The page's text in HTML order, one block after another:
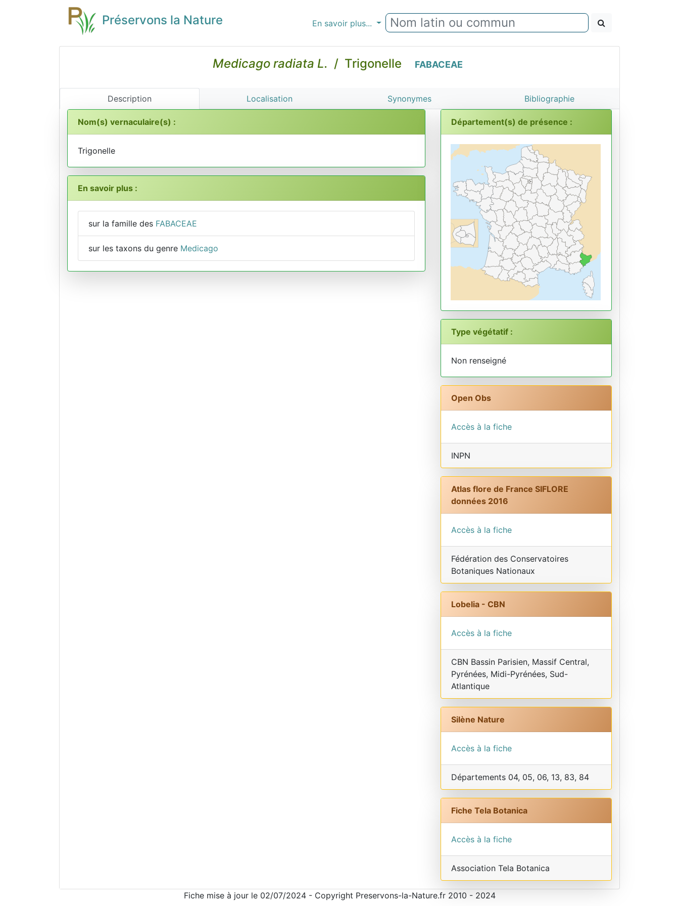
Préservons la Nature En savoir plus...
Medicago radiata L. / Trigonelle FABACEAE
Description Localisation Synonymes Bibliographie
Nom(s) vernaculaire(s) :
Trigonelle
En savoir plus :
sur la famille des FABACEAE
sur les taxons du genre Medicago
Département(s) de présence :
Type végétatif :
Non renseigné
Open Obs
Accès à la fiche
INPN
Atlas flore de France SIFLORE
données 2016
Accès à la fiche
Fédération des Conservatoires
Botaniques Nationaux
Lobelia - CBN
Accès à la fiche
CBN Bassin Parisien, Massif Central,
Pyrénées, Midi-Pyrénées, Sud-
Atlantique
Silène Nature
Accès à la fiche
Départements 04, 05, 06, 13, 83, 84
Fiche Tela Botanica
Accès à la fiche
Association Tela Botanica
Fiche mise à jour le 02/07/2024 - Copyright Preservons-la-Nature.fr 2010 - 2024